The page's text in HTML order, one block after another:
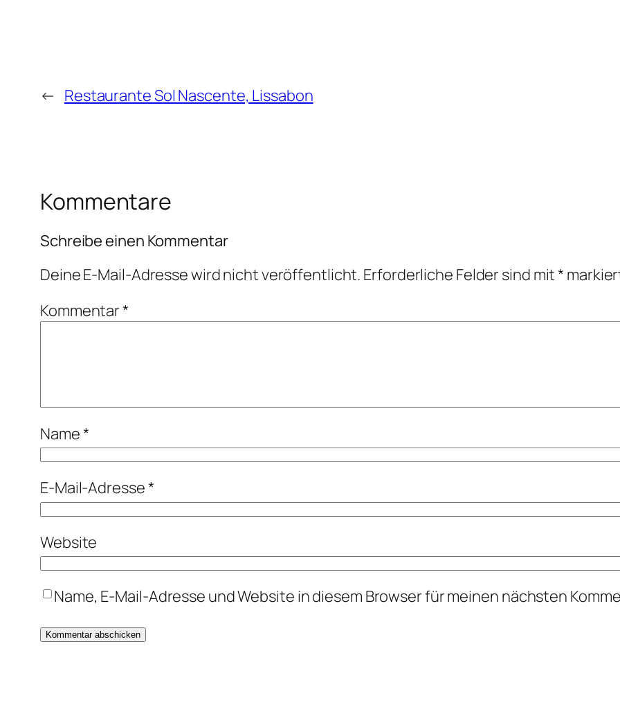
← Restaurante Sol Nascente, Lissabon
Kommentare
Schreibe einen Kommentar
Deine E-Mail-Adresse wird nicht veröffentlicht. Erforderliche Felder sind mit*
Kommentar*
Name*
E-Mail-Adresse*
Website
Name, E-Mail-Adresse und Website in diesem Browser für meinen nächsten